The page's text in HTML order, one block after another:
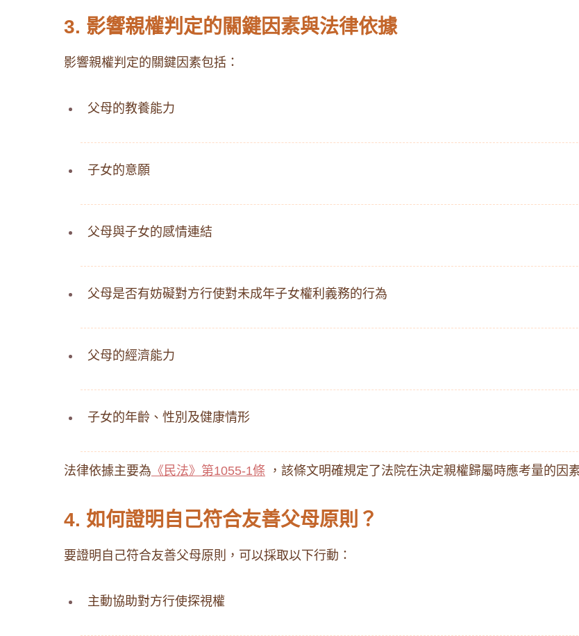
3. 影響親權判定的關鍵因素與法律依據
影響親權判定的關鍵因素包括：
父母的教養能力
子女的意願
父母與子女的感情連結
父母是否有妨礙對方行使對未成年子女權利義務的行為
父母的經濟能力
子女的年齡、性別及健康情形
法律依據主要為 《民法》第1055-1條 ，該條文明確規定了法院在決定親權歸屬時應考量的因
4. 如何證明自己符合友善父母原則？
要證明自己符合友善父母原則，可以採取以下行動：
主動協助對方行使探視權